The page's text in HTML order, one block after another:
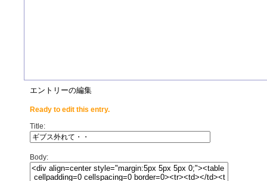
エントリーの編集
Ready to edit this entry.
Title:
Body: